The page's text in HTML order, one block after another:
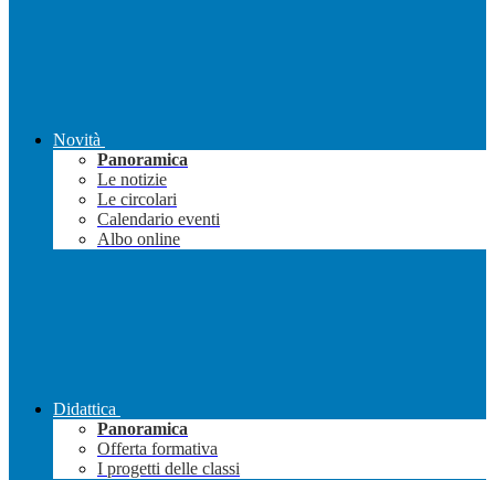
Novità
Panoramica
Le notizie
Le circolari
Calendario eventi
Albo online
Didattica
Panoramica
Offerta formativa
I progetti delle classi